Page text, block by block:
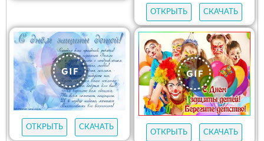
ОТКРЫТЬ СКАЧАТЬ
ОТКРЫТЬ СКАЧАТЬ
ОТКРЫТЬ СКАЧАТЬ